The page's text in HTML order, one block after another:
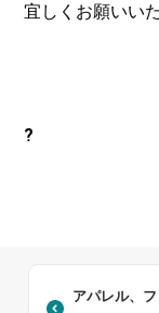
宜しくお願いい
?
アパレル、